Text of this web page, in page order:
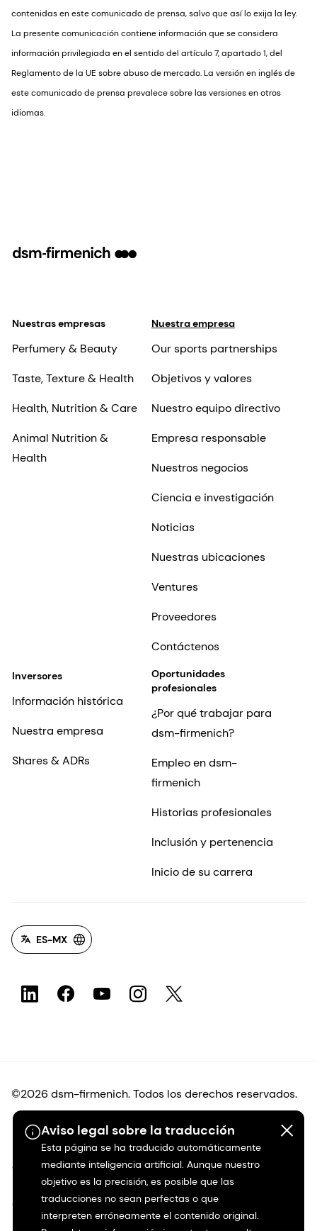
contenidas en este comunicado de prensa, salvo que así lo exija la ley.
La presente comunicación contiene información que se considera
información privilegiada en el sentido del artículo 7, apartado 1, del
Reglamento de la UE sobre abuso de mercado. La versión en inglés de
este comunicado de prensa prevalece sobre las versiones en otros
idiomas.
Aviso legal sobre la traducción
Esta página se ha traducido automáticamente
mediante inteligencia artificial. Aunque nuestro
objetivo es la precisión, es posible que las
traducciones no sean perfectas o que
interpreten erróneamente el contenido original.
Nuestras empresas
Perfumery & Beauty
Taste, Texture & Health
Health, Nutrition & Care
Animal Nutrition &
Health
Nuestra empresa
Our sports partnerships
Objetivos y valores
Nuestro equipo directivo
Empresa responsable
Nuestros negocios
Ciencia e investigación
Noticias
Nuestras ubicaciones
Ventures
Proveedores
Contáctenos
Inversores
Información histórica
Nuestra empresa
Shares & ADRs
Oportunidades
profesionales
¿Por qué trabajar para
dsm-firmenich?
Empleo en dsm-
firmenich
Historias profesionales
Inclusión y pertenencia
Inicio de su carrera
ES-MX
©2026 dsm-firmenich. Todos los derechos reservados.
Protección de datos
Condiciones de uso
Condiciones generales